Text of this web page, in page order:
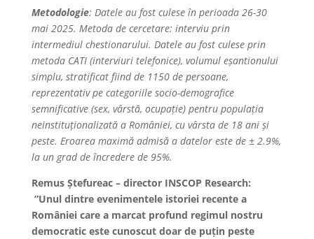
Metodologie: Datele au fost culese în perioada 26-30
mai 2025. Metoda de cercetare: interviu prin
intermediul chestionarului. Datele au fost culese prin
metoda CATI (interviuri telefonice), volumul eșantionului
simplu, stratificat fiind de 1150 de persoane,
reprezentativ pe categoriile socio-demografice
semnificative (sex, vârstă, ocupație) pentru populația
neinstituționalizată a României, cu vârsta de 18 ani și
peste. Eroarea maximă admisă a datelor este de ± 2.9%,
la un grad de încredere de 95%.
Remus Ștefureac – director INSCOP Research:
”Unul dintre evenimentele istoriei recente a
României care a marcat profund regimul nostru
democratic este cunoscut doar de puțin peste